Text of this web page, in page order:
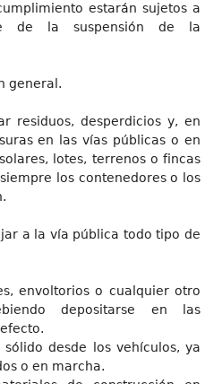
estarán sujetos a
de la suspensión de la
general.
residuos, desperdicios y, en
en las vías públicas o en
lotes, terrenos o fincas
los contenedores o los
a la vía pública todo tipo de
envoltorios o cualquier otro
depositarse en las
desde los vehículos, ya
o en marcha.